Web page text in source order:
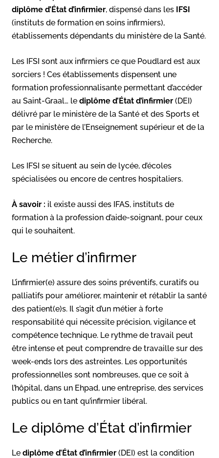
diplôme d’État d’infirmier, dispensé dans les IFSI
(instituts de formation en soins infirmiers),
établissements dépendants du ministère de la Santé.
Les IFSI sont aux infirmiers ce que Poudlard est aux
sorciers ! Ces établissements dispensent une
formation professionnalisante permettant d’accéder
au Saint-Graal… le diplôme d’État d’infirmier (DEI)
délivré par le ministère de la Santé et des Sports et
par le ministère de l’Enseignement supérieur et de la
Recherche.
Les IFSI se situent au sein de lycée, d’écoles
spécialisées ou encore de centres hospitaliers.
À savoir : il existe aussi des IFAS, instituts de
formation à la profession d’aide-soignant, pour ceux
qui le souhaitent.
Le métier d’infirmer
L’infirmier(e) assure des soins préventifs, curatifs ou
palliatifs pour améliorer, maintenir et rétablir la santé
des patient(e)s. Il s’agit d’un métier à forte
responsabilité qui nécessite précision, vigilance et
compétence technique. Le rythme de travail peut
être intense et peut comprendre de travaille sur des
week-ends lors des astreintes. Les opportunités
professionnelles sont nombreuses, que ce soit à
l’hôpital, dans un Ehpad, une entreprise, des services
publics ou en tant qu’infirmier libéral.
Le diplôme d’État d’infirmier
Le diplôme d’État d’infirmier (DEI) est la condition